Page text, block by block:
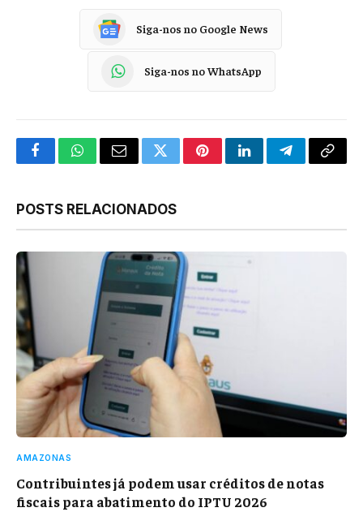
Siga-nos no Google News
Siga-nos no WhatsApp
FacebookWhatsApp
Email TwitterPinterestLinkedInTelegramCopy
POSTS RELACIONADOS
AMAZONAS
Contribuintes já podem usar créditos de notas
fiscais para abatimento do IPTU 2026